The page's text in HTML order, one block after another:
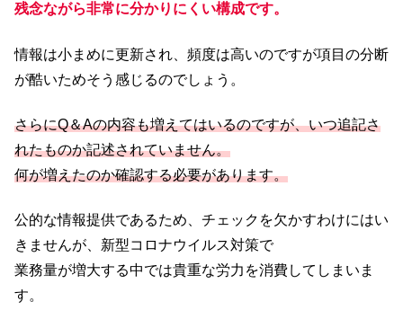
残念ながら非常に分かりにくい構成です。
情報は小まめに更新され、頻度は高いのですが項目の分断
が酷いためそう感じるのでしょう。
さらにQ＆Aの内容も増えてはいるのですが、いつ追記さ
れたものか記述されていません。
何が増えたのか確認する必要があります。
公的な情報提供であるため、チェックを欠かすわけにはい
きませんが、新型コロナウイルス対策で
業務量が増大する中では貴重な労力を消費してしまいま
す。